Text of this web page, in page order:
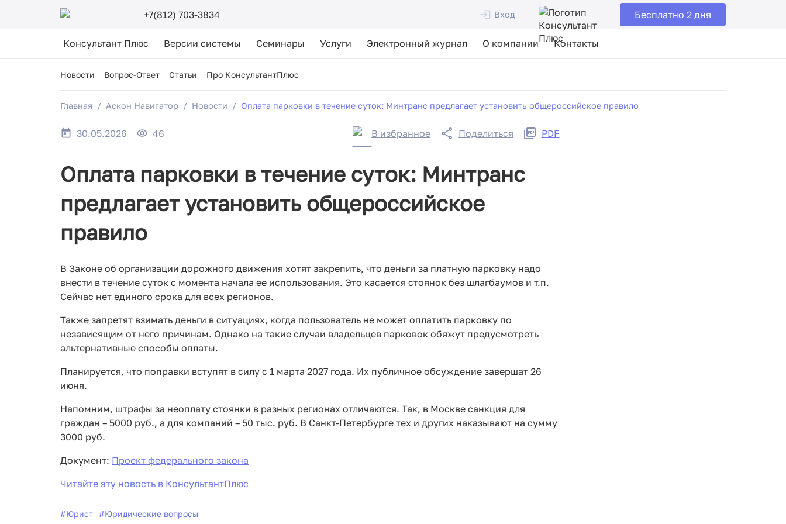
+7(812) 703-3834 Вход Бесплатно 2 дня
Консультант Плюс Версии системы Семинары Услуги Электронный журнал О компании Контакты
Новости Вопрос-Ответ Статьи Про КонсультантПлюс
Главная Аскон Навигатор Новости Оплата парковки в течение суток: Минтранс предлагает установить общероссийское правило
30.05.2026 46 В избранное Поделиться PDF
Оплата парковки в течение суток: Минтранс
предлагает установить общероссийское
правило
В Законе об организации дорожного движения хотят закрепить, что деньги за платную парковку надо
внести в течение суток с момента начала ее использования. Это касается стоянок без шлагбаумов и т.п.
Сейчас нет единого срока для всех регионов.
Также запретят взимать деньги в ситуациях, когда пользователь не может оплатить парковку по
независящим от него причинам. Однако на такие случаи владельцев парковок обяжут предусмотреть
альтернативные способы оплаты.
Планируется, что поправки вступят в силу с 1 марта 2027 года. Их публичное обсуждение завершат 26
июня.
Напомним, штрафы за неоплату стоянки в разных регионах отличаются. Так, в Москве санкция для
граждан – 5000 руб., а для компаний – 50 тыс. руб. В Санкт-Петербурге тех и других наказывают на сумму
3000 руб.
Документ: Проект федерального закона
Читайте эту новость в КонсультантПлюс
#Юрист #Юридические вопросы